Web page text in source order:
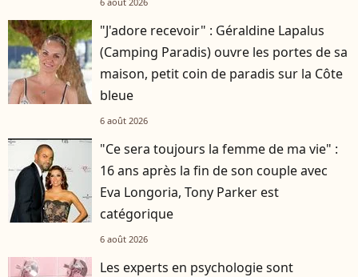
"J'adore recevoir" : Géraldine Lapalus
(Camping Paradis) ouvre les portes de sa
maison, petit coin de paradis sur la Côte
bleue
6 août 2026
"Ce sera toujours la femme de ma vie" :
16 ans après la fin de son couple avec
Eva Longoria, Tony Parker est
catégorique
6 août 2026
Les experts en psychologie sont